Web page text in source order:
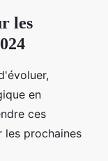
les
en
ces
les prochaines